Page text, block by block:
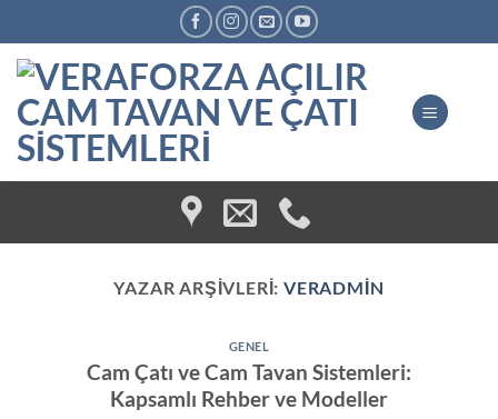
to
content
YAZAR ARŞIVLERI:VERADMIN
GENEL
Cam Çatı ve Cam Tavan Sistemleri:
Kapsamlı Rehber ve Modeller